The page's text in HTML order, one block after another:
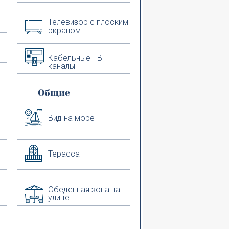
Телевизор с плоским
экраном
Кабельные ТВ
каналы
Общие
Вид на море
Терасса
Обеденная зона на
улице